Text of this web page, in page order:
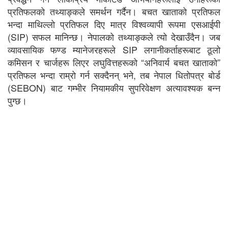
प्रतिफलको तथ्याङ्कले समर्थन गर्दैन। बचत खाताको प्रतिफल
भन्दा माथिल्लो प्रतिफल दिए मात्र विश्वव्यापी रूपमा एसआईपी
(SIP) सफल मानिन्छ। नेपालको तथ्याङ्कले त्यो देखाउँदैन। जब
व्यावसायिक फण्ड म्यानेजरहरूले SIP लगानीकर्ताहरूबाट ठूलो
कमिसन र चार्जहरू लिएर लघुवित्तहरूको “अनिवार्य बचत खाताको”
प्रतिफल भन्दा राम्रो गर्न सक्दैनन् भने, तब नेपाल धितोपत्र बोर्ड
(SEBON) बाट गम्भीर नियामकीय सुपरिवेक्षण अत्यावश्यक बन्न
पुग्छ।